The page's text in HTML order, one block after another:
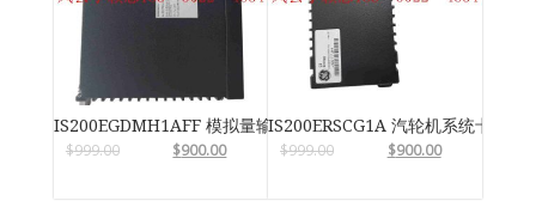
IS200EGDMH1AFF 模拟量输入输出模块
$999.00 $900.00
IS200ERSCG1A 汽轮机系统卡件
$999.00 $900.00